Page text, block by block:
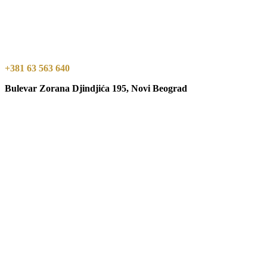
+381 63 563 640
Bulevar Zorana Djindjića 195, Novi Beograd